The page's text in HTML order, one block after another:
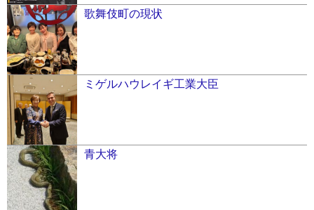
歌舞伎町の現状
ミゲルハウレイギ工業大臣
青大将